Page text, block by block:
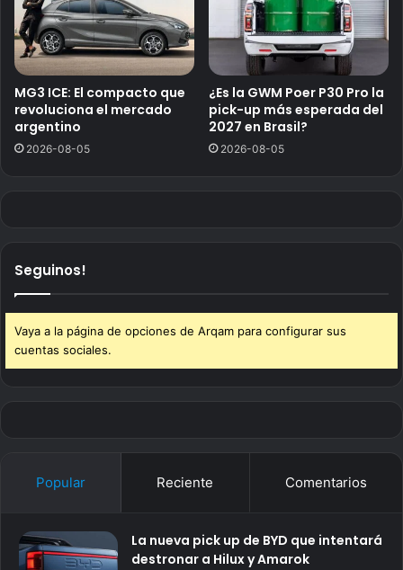
MG3 ICE: El compacto que
revoluciona el mercado
argentino
2026-08-05
¿Es la GWM Poer P30 Pro la
pick-up más esperada del
2027 en Brasil?
2026-08-05
Seguinos!
Vaya a la página de opciones de Arqam para configurar sus
cuentas sociales.
Popular Reciente Comentarios
La nueva pick up de BYD que intentará
destronar a Hilux y Amarok